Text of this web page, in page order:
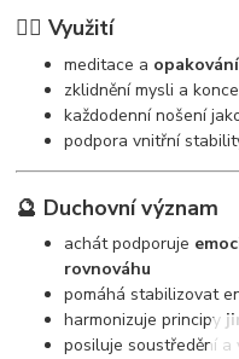
🧘‍♀️ Využití
meditace a
zklidnění mysli a
každodenní nošení
podpora vnitřní
🔮 Duchovní význam
achát podporuje
rovnováhu
pomáhá stabilizovat
harmonizuje principy
posiluje soustředění a